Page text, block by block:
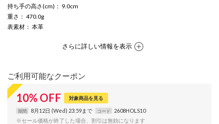
持ち手の高さ(cm) ： 9.0cm
重さ ： 470.0g
表素材 ： 本革
さらに詳しい情報を表示
ご利用可能なクーポン
10% OFF 対象商品を見る
期間 8月12日 (Wed) 23:59まで コード
2608HOLS10
※セール価格が終了した場合、割引は無効になります